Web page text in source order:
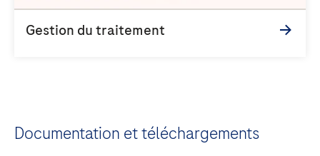
Documentation et téléchargements